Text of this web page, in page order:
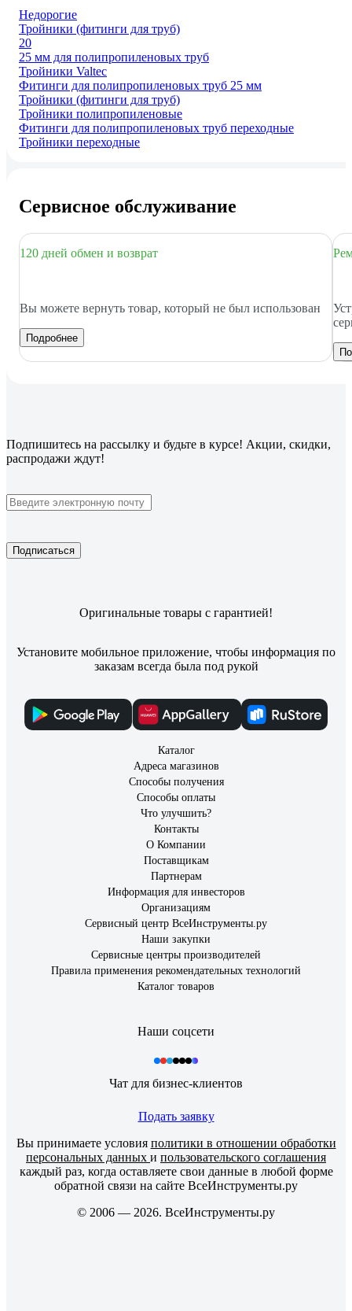
Недорогие
Тройники (фитинги для труб)
20
25 мм для полипропиленовых труб
Тройники Valtec
Фитинги для полипропиленовых труб 25 мм
Тройники (фитинги для труб)
Тройники полипропиленовые
Фитинги для полипропиленовых труб переходные
Тройники переходные
Сервисное обслуживание
120 дней обмен и возврат
Вы можете вернуть товар, который не был использован
Подробнее
Подпишитесь на рассылку и будьте в курсе! Акции, скидки,
распродажи ждут!
Подписаться
Оригинальные товары с гарантией!
Установите мобильное приложение, чтобы информация по
заказам всегда была под рукой
Каталог
Адреса магазинов
Способы получения
Способы оплаты
Что улучшить?
Контакты
О Компании
Поставщикам
Партнерам
Информация для инвесторов
Организациям
Сервисный центр ВсеИнструменты.ру
Наши закупки
Сервисные центры производителей
Правила применения рекомендательных технологий
Каталог товаров
Наши соцсети
Чат для бизнес-клиентов
Подать заявку
Вы принимаете условия политики в отношении обработки
персональных данных и пользовательского соглашения
каждый раз, когда оставляете свои данные в любой форме
обратной связи на сайте ВсеИнструменты.ру
© 2006 — 2026. ВсеИнструменты.ру